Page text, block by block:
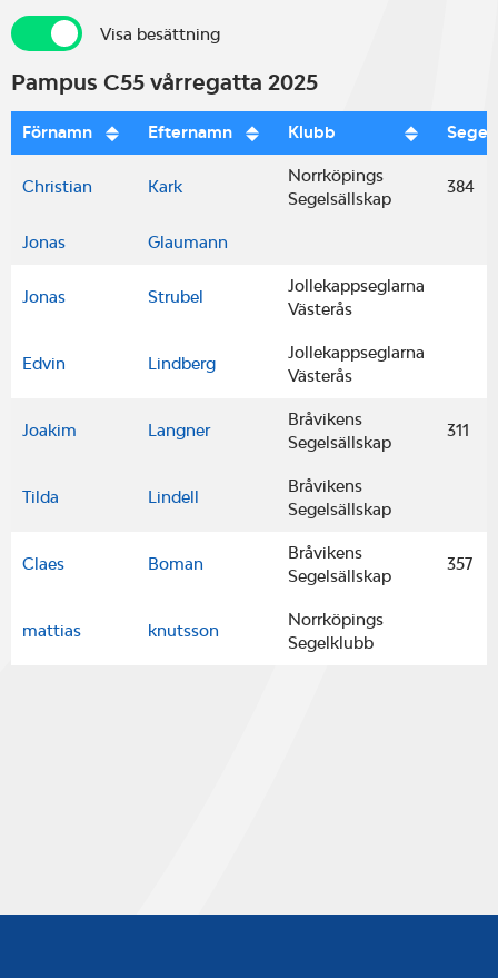
Visa besättningVisa besättning
Pampus C55 vårregatta 2025
Förnamn Efternamn Klubb
Christian Kark
Norrköpings
Segelsällskap
384
Jonas Glaumann
Jonas Strubel
Jollekappseglarna
Västerås
Edvin Lindberg
Jollekappseglarna
Västerås
Joakim Langner
Bråvikens
Segelsällskap
311
Tilda Lindell
Bråvikens
Segelsällskap
Claes Boman
Bråvikens
Segelsällskap
357
mattias knutsson
Norrköpings
Segelklubb